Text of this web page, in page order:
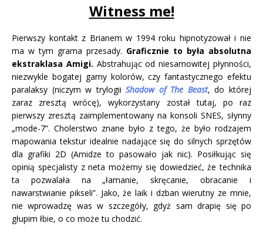
Witness me!
Pierwszy kontakt z Brianem w 1994 roku hipnotyzował i nie
ma w tym grama przesady. Graficznie to była absolutna
ekstraklasa Amigi. Abstrahując od niesamowitej płynności,
niezwykle bogatej gamy kolorów, czy fantastycznego efektu
paralaksy (niczym w trylogiiShadow of The Beast, do której
zaraz zresztą wrócę), wykorzystany został tutaj, po raz
pierwszy zresztą zaimplementowany na konsoli SNES, słynny
„mode-7”. Cholerstwo znane było z tego, że było rodzajem
mapowania tekstur idealnie nadające się do silnych sprzętów
dla grafiki 2D (Amidze to pasowało jak nic). Posiłkując się
opinią specjalisty z neta możemy się dowiedzieć, że technika
ta pozwalała na „łamanie, skręcanie, obracanie i
nawarstwianie pikseli”. Jako, że laik i dzban wierutny ze mnie,
nie wprowadzę was w szczegóły, gdyż sam drapię się po
głupim łbie, o co może tu chodzić.